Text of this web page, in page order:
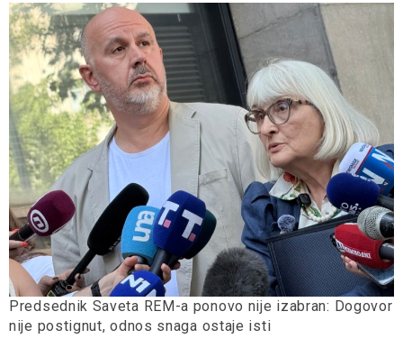
Predsednik Saveta REM-a ponovo nije izabran: Dogovor
nije postignut, odnos snaga ostaje isti